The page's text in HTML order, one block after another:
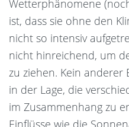
Wetterphänomene
ist, dass sie ohne den
nicht so intensiv
nicht hinreichend, um
zu ziehen. Kein anderer
in der Lage, die
im Zusammenhang zu